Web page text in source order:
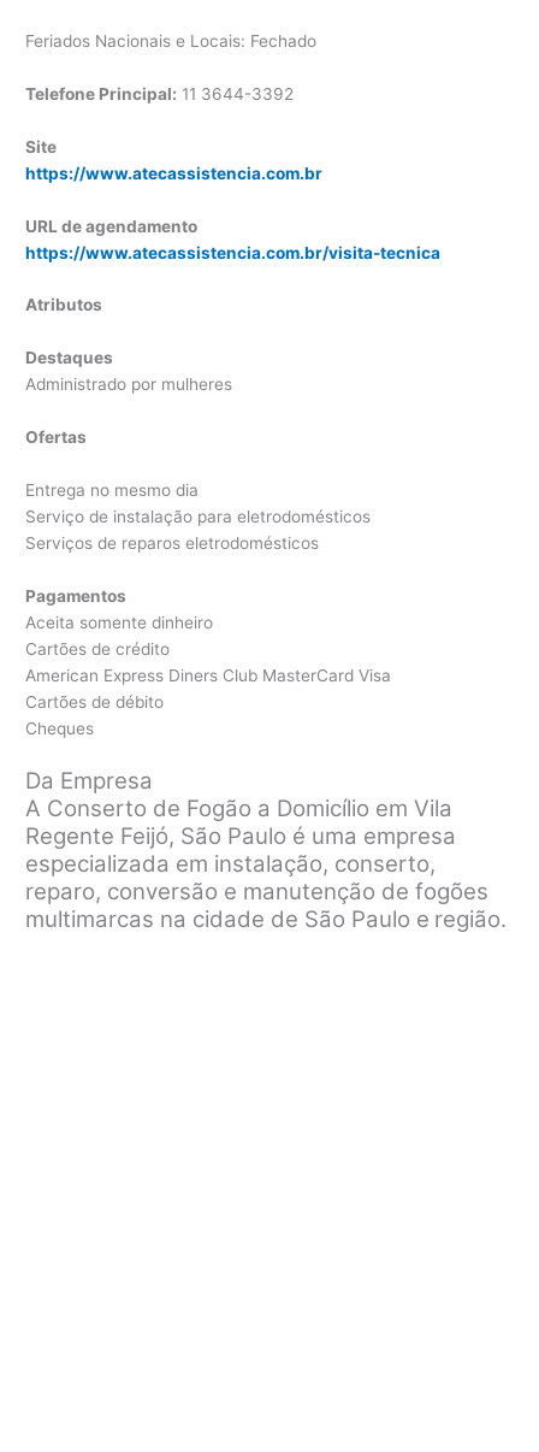
Feriados Nacionais e Locais: Fechado
Telefone Principal: 11 3644-3392
Site
https://www.atecassistencia.com.br
URL de agendamento
https://www.atecassistencia.com.br/visita-tecnica
Atributos
Destaques
Administrado por mulheres
Ofertas
Entrega no mesmo dia
Serviço de instalação para eletrodomésticos
Serviços de reparos eletrodomésticos
Pagamentos
Aceita somente dinheiro
Cartões de crédito
American Express Diners Club MasterCard Visa
Cartões de débito
Cheques
Da Empresa
A Conserto de Fogão a Domicílio em Vila
Regente Feijó, São Paulo é uma empresa
especializada em instalação, conserto,
reparo, conversão e manutenção de fogões
multimarcas na cidade de São Paulo e região.